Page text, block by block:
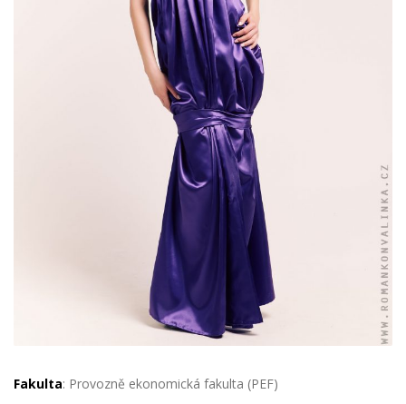
Fakulta: Provozně ekonomická fakulta (PEF)